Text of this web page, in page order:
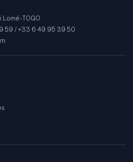
- TOGO
59 / +33 6 49 95 39 50